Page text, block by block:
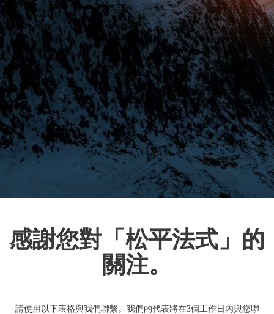
感謝您對「松平法式」的
關注。
請使用以下表格與我們聯繫。我們的代表將在3個工作日內與您聯